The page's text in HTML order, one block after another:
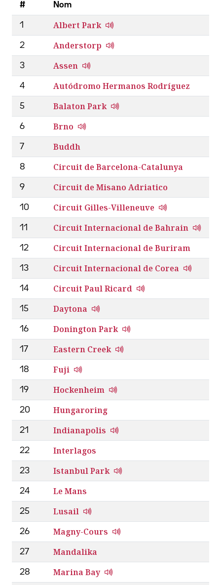
# Nom
1 Albert Park
2 Anderstorp
3 Assen
4 Autódromo Hermanos Rodríguez
5 Balaton Park
6 Brno
7 Buddh
8 Circuit de Barcelona-Catalunya
9 Circuit de Misano Adriatico
10 Circuit Gilles-Villeneuve
11 Circuit Internacional de Bahrain
12 Circuit Internacional de Buriram
13 Circuit Internacional de Corea
14 Circuit Paul Ricard
15 Daytona
16 Donington Park
17 Eastern Creek
18 Fuji
19 Hockenheim
20 Hungaroring
21 Indianapolis
22 Interlagos
23 Istanbul Park
24 Le Mans
25 Lusail
26 Magny-Cours
27 Mandalika
28 Marina Bay